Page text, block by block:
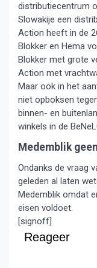
distributiecentrum
Slowakije een
Action heeft in de
Blokker en Hema
Blokker met grote
Action met
Maar ook in het
niet opboksen
binnen- en
winkels in de
Medemblik
Ondanks de vraag
geleden al laten
Medemblik omdat
eisen voldoet.
[signoff]
Reageer